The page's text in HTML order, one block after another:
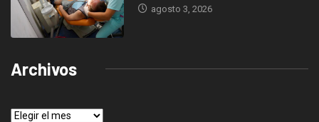
agosto 3, 2026
Archivos
Archivos